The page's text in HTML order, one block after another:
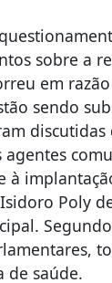
sobre a
em
sendo
agentes
à
Poly
de saúde.